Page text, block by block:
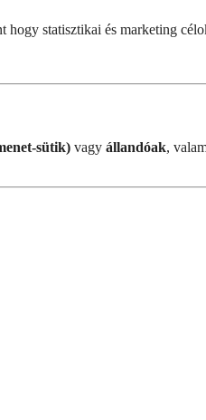
statisztikai és marketing
sütik) vagy állandóak,